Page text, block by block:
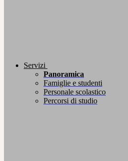
Servizi
Panoramica
Famiglie e studenti
Personale scolastico
Percorsi di studio